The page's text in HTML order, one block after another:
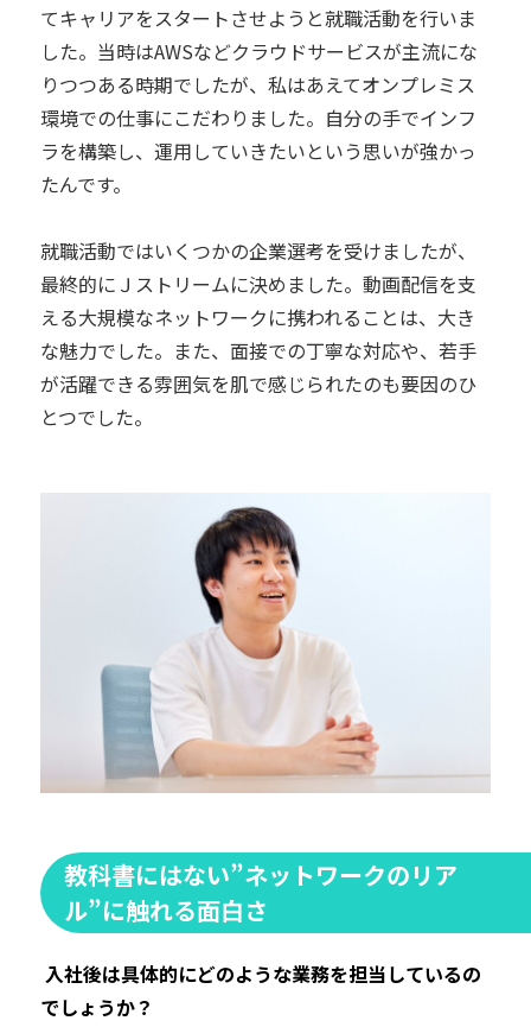
てキャリアをスタートさせようと就職活動を行いま
した。当時はAWSなどクラウドサービスが主流にな
りつつある時期でしたが、私はあえてオンプレミス
環境での仕事にこだわりました。自分の手でインフ
ラを構築し、運用していきたいという思いが強かっ
たんです。
就職活動ではいくつかの企業選考を受けましたが、
最終的にＪストリームに決めました。動画配信を支
える大規模なネットワークに携われることは、大き
な魅力でした。また、面接での丁寧な対応や、若手
が活躍できる雰囲気を肌で感じられたのも要因のひ
とつでした。
教科書にはない”ネットワークのリア
ル”に触れる面白さ
―― 入社後は具体的にどのような業務を担当しているの
でしょうか？